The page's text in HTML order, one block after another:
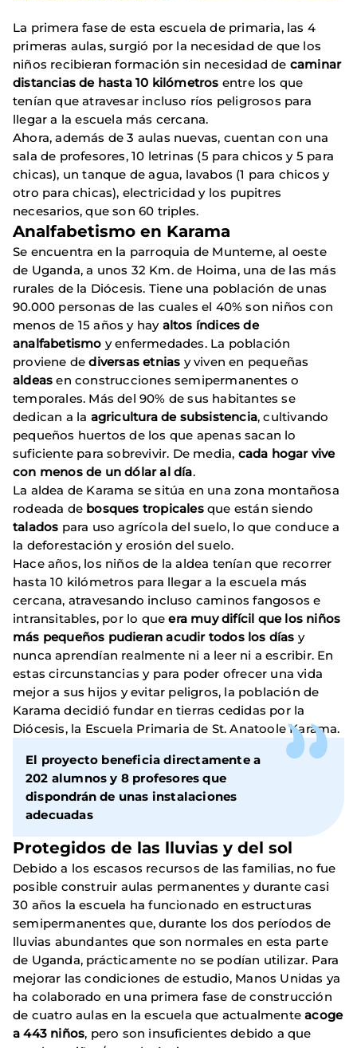
La primera fase de esta escuela de primaria, las 4
primeras aulas, surgió por la necesidad de que los
niños recibieran formación sin necesidad de caminar
distancias de hasta 10 kilómetros entre los que
tenían que atravesar incluso ríos peligrosos para
llegar a la escuela más cercana.
Ahora, además de 3 aulas nuevas, cuentan con una
sala de profesores, 10 letrinas (5 para chicos y 5 para
chicas), un tanque de agua, lavabos (1 para chicos y
otro para chicas), electricidad y los pupitres
necesarios, que son 60 triples.
Analfabetismo en Karama
Se encuentra en la parroquia de Munteme, al oeste
de Uganda, a unos 32 Km. de Hoima, una de las más
rurales de la Diócesis. Tiene una población de unas
90.000 personas de las cuales el 40% son niños con
menos de 15 años y hay altos índices de
analfabetismo y enfermedades. La población
proviene dediversas etnias y viven en pequeñas
aldeas en construcciones semipermanentes o
temporales. Más del 90% de sus habitantes se
dedican a la agricultura de subsistencia, cultivando
pequeños huertos de los que apenas sacan lo
suficiente para sobrevivir. De media, cada hogar vive
con menos de un dólar al día.
La aldea de Karama se sitúa en una zona montañosa
rodeada de bosques tropicalesque están siendo
talados para uso agrícola del suelo, lo que conduce a
la deforestación y erosión del suelo.
Hace años, los niños de la aldea tenían que recorrer
hasta 10 kilómetros para llegar a la escuela más
cercana, atravesando incluso caminos fangosos e
intransitables, por lo queera muy difícil que los niños
más pequeños pudieran acudir todos los días y
nunca aprendían realmente ni a leer ni a escribir. En
estas circunstancias y para poder ofrecer una vida
mejor a sus hijos y evitar peligros, la población de
Karama decidió fundar en tierras cedidas por la
Diócesis, la Escuela Primaria de St. Anatoole Karama.
El proyecto beneficia directamente a
202 alumnos y 8 profesores que
dispondrán de unas instalaciones
adecuadas
Protegidos de las lluvias y del sol
Debido a los escasos recursos de las familias, no fue
posible construir aulas permanentes y durante casi
30 años la escuela ha funcionado en estructuras
semipermanentes que, durante los dos períodos de
lluvias abundantes que son normales en esta parte
de Uganda, prácticamente no se podían utilizar. Para
mejorar las condiciones de estudio, Manos Unidas ya
ha colaborado en una primera fase de construcción
de cuatro aulas en la escuela que actualmenteacoge
a 443 niños, pero son insuficientes debido a que